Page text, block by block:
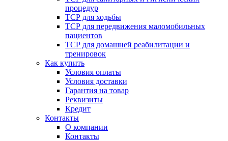
процедур
ТСР для ходьбы
ТСР для передвижения маломобильных
пациентов
ТСР для домашней реабилитации и
тренировок
Как купить
Условия оплаты
Условия доставки
Гарантия на товар
Реквизиты
Кредит
Контакты
О компании
Контакты